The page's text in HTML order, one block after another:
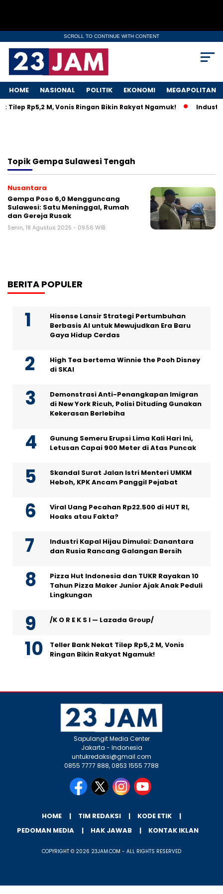
SCROLL TO CONTINUE WITH CONTENT
HOME NASIONAL POLITIK EKONOMI MEGAPOLITAN
Tilep Rp5,2 M, Vonis Ringan Bikin Rakyat Ngamuk!
TopikGempa Sulawesi Tengah
Nusantara
Gempa Poso 6,0 Mengguncang
Sulawesi: Satu Meninggal, Rumah
dan Gereja Rusak
Senin, 18 Agustus 2025 - 09:56 WIB
BERITA POPULER
Hisense Lansir Strategi Pertumbuhan
Berbasis AI untuk Mewujudkan Era Baru
Gaya Hidup Cerdas
High Tea bertema Winnie the Pooh Disney
di SKAI
Demonstrasi Anti-Penangkapan Imigran
di New York Ricuh, Polisi Dituding Gunakan
Kekerasan Berlebiha
Gunung Semeru Erupsi Lima Kali Hari Ini,
Letusan Capai 900 Meter di Atas Puncak
Skandal Surat Jalan Istri Menteri UMKM
Heboh, KPK Ancam Panggil Pejabat
Viral Uang Pecahan Rp22.500 di HUT RI,
Hoaks atau Fakta?
Industri Kapal Hijau Dimulai: Danantara
dan Rusia Rancang Galangan Bersih
Pizza Hut Indonesia dan TUKR Rayakan 10
Tahun Pizza Maker Junior Ajak Anak Peduli
Lingkungan
/K O R E K S I — Lazada Group/
Teller Bank Nekat Tilep Rp5,2 M, Vonis
Ringan Bikin Rakyat Ngamuk!
Sapulangit Media Center
Jakarta - Indonesia
untukredaksi@gmail.com
0855 7777 888, 0853 1555 7788
HOME TIM REDAKSI
KODE ETIK
PEDOMAN MEDIA
HAK JAWAB KONTAK IKLAN
COPYRIGHT © 2026 23JAM.COM - ALL RIGHTS RESERVED